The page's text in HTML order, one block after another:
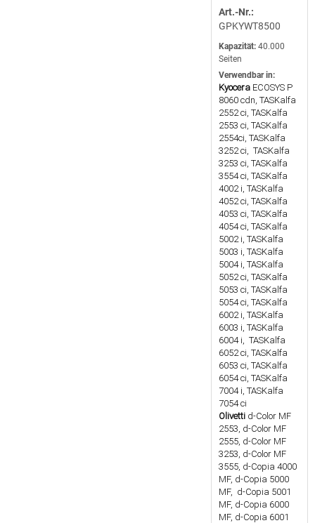
Art.-Nr.:
GPKYWT8500
Kapazität: 40.000
Seiten
Verwendbar in:
Kyocera ECOSYS P
8060 cdn, TASKalfa
2552 ci, TASKalfa
2553 ci, TASKalfa
2554ci, TASKalfa
3252 ci, TASKalfa
3253 ci, TASKalfa
3554 ci, TASKalfa
4002 i, TASKalfa
4052 ci, TASKalfa
4053 ci, TASKalfa
4054 ci, TASKalfa
5002 i, TASKalfa
5003 i, TASKalfa
5004 i, TASKalfa
5052 ci, TASKalfa
5053 ci, TASKalfa
5054 ci, TASKalfa
6002 i, TASKalfa
6003 i, TASKalfa
6004 i, TASKalfa
6052 ci, TASKalfa
6053 ci, TASKalfa
6054 ci, TASKalfa
7004 i, TASKalfa
7054 ci
Olivetti d-Color MF
2553, d-Color MF
2555, d-Color MF
3253, d-Color MF
3555, d-Copia 4000
MF, d-Copia 5000
MF, d-Copia 5001
MF, d-Copia 6000
MF, d-Copia 6001